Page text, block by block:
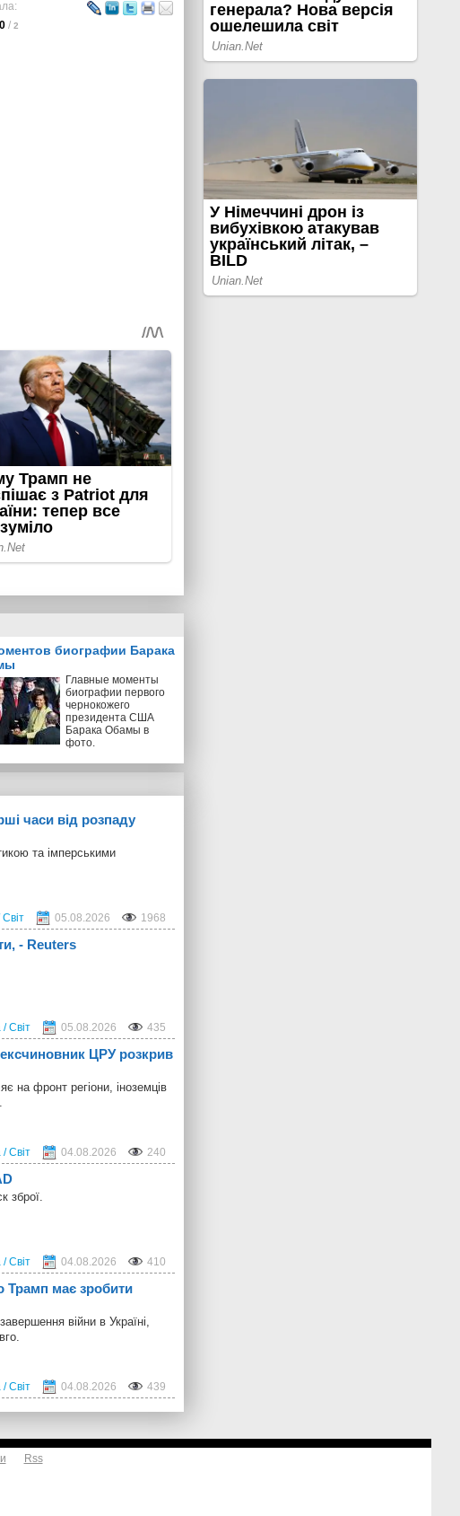
/ 2
биографии Барака
Главные моменты
биографии первого
чернокожего
президента США
Барака Обамы в
фото.
часи від розпаду
та імперськими
05.08.2026 1968
- Reuters
/ Світ 05.08.2026 435
ексчиновник ЦРУ розкрив
на фронт регіони, іноземців
/ Світ 04.08.2026 240
зброї.
/ Світ 04.08.2026 410
Трамп має зробити
війни в Україні,
/ Світ 04.08.2026 439
Rss